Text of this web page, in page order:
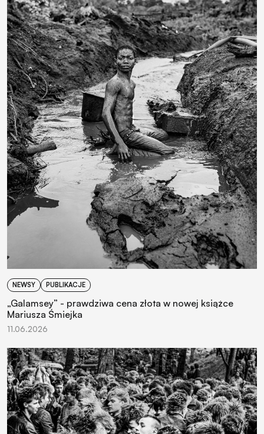
NEWSY PUBLIKACJE
„Galamsey” - prawdziwa cena złota w nowej książce
Mariusza Śmiejka
11.06.2026